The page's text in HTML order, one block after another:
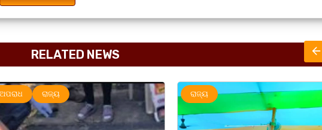
RELATED NEWS
ରାଜ୍ୟ ରାଜ୍ୟ